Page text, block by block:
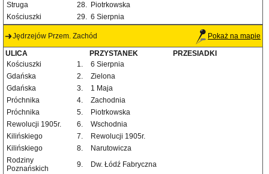
Struga
28. Piotrkowska
Kościuszki
29. 6 Sierpnia
Jędrzejów Przem. Zachód Pokaż na mapie
ULICA PRZYSTANEK
PRZESIADKI
Kościuszki
1.
6 Sierpnia
Gdańska
2.
Zielona
Gdańska
3.
1 Maja
Próchnika
4.
Zachodnia
Próchnika
5.
Piotrkowska
Rewolucji 1905r.
6.
Wschodnia
Kilińskiego
7.
Rewolucji 1905r.
Kilińskiego
8.
Narutowicza
Rodziny
Poznańskich
9.
Dw. Łódź Fabryczna